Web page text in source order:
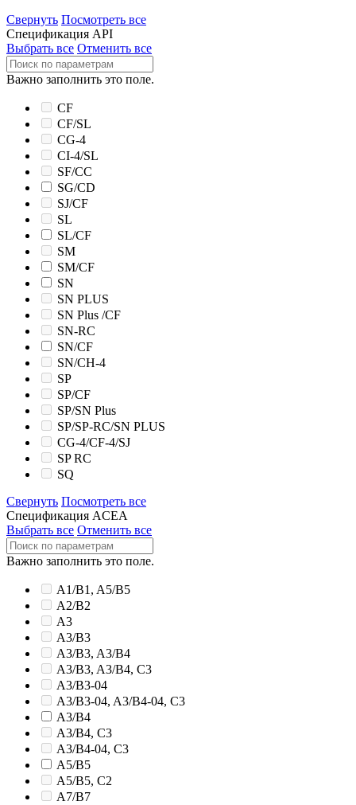
Свернуть Посмотреть все
Спецификация API
Выбрать все Отменить все
Важно заполнить это поле.
CF
CF/SL
CG-4
CI-4/SL
SF/CC
SG/CD
SJ/CF
SL
SL/CF
SM
SM/CF
SN
SN PLUS
SN Plus /CF
SN-RC
SN/CF
SN/CH-4
SP
SP/CF
SP/SN Plus
SP/SP-RC/SN PLUS
CG-4/CF-4/SJ
SP RC
SQ
Свернуть Посмотреть все
Спецификация ACEA
Выбрать все Отменить все
Важно заполнить это поле.
A1/B1, A5/B5
A2/B2
A3
A3/B3
A3/B3, A3/B4
A3/B3, A3/B4, C3
A3/B3-04
A3/B3-04, A3/B4-04, C3
A3/B4
A3/B4, C3
A3/B4-04, C3
A5/B5
A5/B5, C2
A7/B7